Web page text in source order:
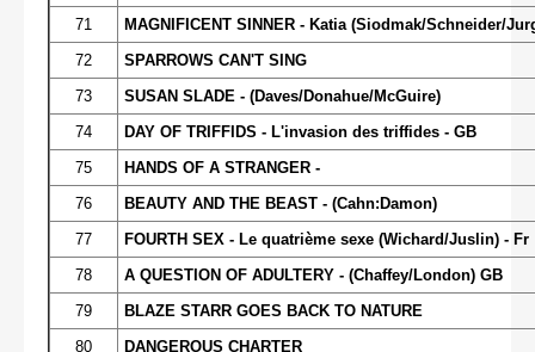
71
MAGNIFICENT SINNER - Katia (Siodmak/Schneider/
72
SPARROWS CAN'T SING
73
SUSAN SLADE - (Daves/Donahue/McGuire)
74
DAY OF TRIFFIDS - L'invasion des triffides - GB
75
HANDS OF A STRANGER -
76
BEAUTY AND THE BEAST - (Cahn:Damon)
77
FOURTH SEX - Le quatrième sexe (Wichard/Juslin) - Fr
78
A QUESTION OF ADULTERY - (Chaffey/London) GB
79
BLAZE STARR GOES BACK TO NATURE
80
DANGEROUS CHARTER